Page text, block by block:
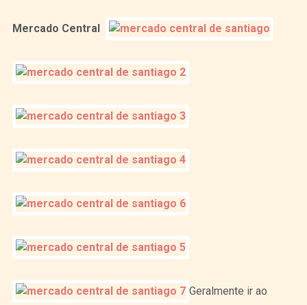
Mercado Central
Geralmente ir ao